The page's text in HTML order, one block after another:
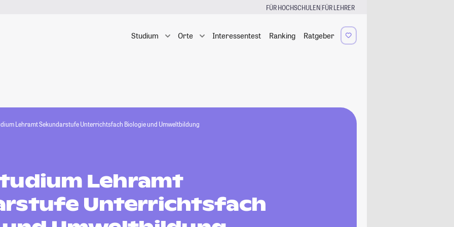
FÜR HOCHSCHULEN|FÜR LEHRER
Studium Orte Interessentest Ranking Ratgeber
Lehramt Sekundarstufe Unterrichtsfach Biologie und Umweltbildung
Lehramt
Unterrichtsfach